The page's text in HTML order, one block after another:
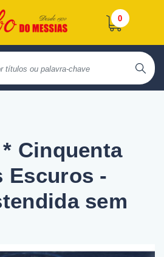
0
Cinquenta
Escuros -
sem